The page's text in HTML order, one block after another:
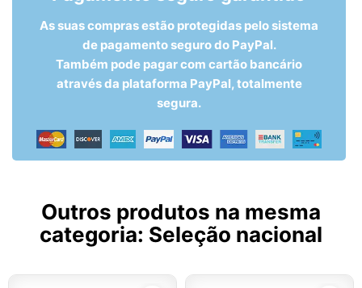
As suas compras estão protegidas pelo sistema
de pagamento seguro do PayPal.
Também pode pagar com cartão bancário
através da plataforma PayPal, totalmente
segura.
Outros produtos na mesma
categoria: Seleção nacional